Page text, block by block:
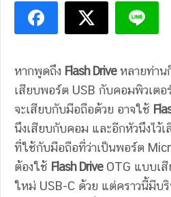
หากพูดถึง Flash Driveหลายท่าน
เสียบพอร์ต USB กับคอมพิวเต
จะเสียบกับมือถือด้วย อาจใช้
นึงเสียบกับคอม และอีกหัวนึงไว้
ที่ใช้กับมือถือที่ว่าเป็นพอร์ต
ต้องใช้ Flash DriveOTG แบบเ
ใหม่ USB-C ด้วย แต่คราวนี้มีบ